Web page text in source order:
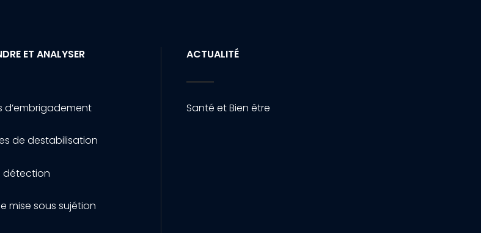
ET ANALYSER
d’embrigadement
de destabilisation
détection
mise sous sujétion
ACTUALITÉ
Santé et Bien être